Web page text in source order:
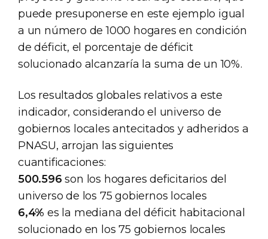
puede presuponerse en este ejemplo igual
a un número de 1000 hogares en condición
de déficit, el porcentaje de déficit
solucionado alcanzaría la suma de un 10%.
Los resultados globales relativos a este
indicador, considerando el universo de
gobiernos locales antecitados y adheridos a
PNASU, arrojan las siguientes
cuantificaciones:
500.596 son los hogares deficitarios del
universo de los 75 gobiernos locales
6,4% es la mediana del déficit habitacional
solucionado en los 75 gobiernos locales